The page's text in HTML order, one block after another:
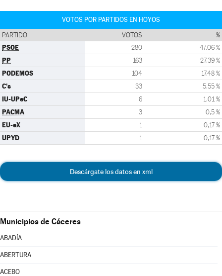
VOTOS POR PARTIDOS EN HOYOS
PARTIDO VOTOS %
PSOE 280 47,06 %
PP 163 27,39 %
PODEMOS 104 17,48 %
C's 33 5,55 %
IU-UPeC 6 1,01 %
PACMA 3 0,5 %
EU-eX 1 0,17 %
UPYD 1 0,17 %
Descárgate los datos en xml
Municipios de Cáceres
ABADÍA
ABERTURA
ACEBO